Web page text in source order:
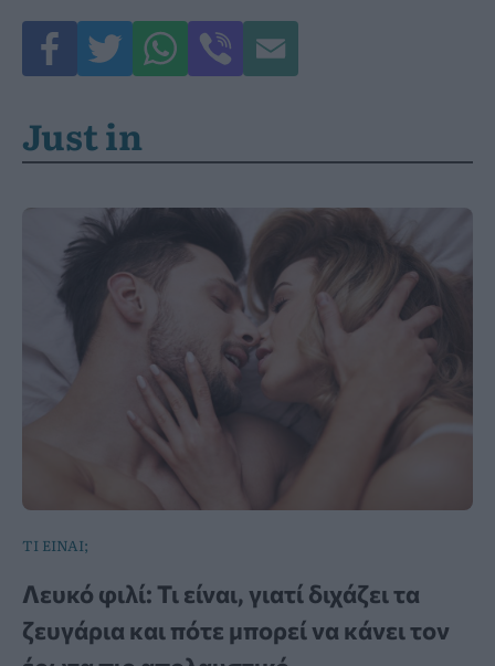
Just in
ΤΙ ΕΙΝΑΙ;
Λευκό φιλί: Τι είναι, γιατί διχάζει τα
ζευγάρια και πότε μπορεί να κάνει τον